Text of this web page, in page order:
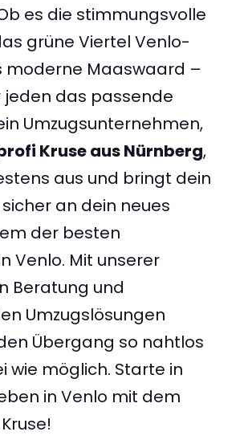
es die stimmungsvolle
grüne Viertel Venlo-
moderne Maaswaard –
jeden das passende
Umzugsunternehmen,
Kruse aus Nürnberg,
aus und bringt dein
an dein neues
der besten
Venlo. Mit unserer
Beratung und
Umzugslösungen
Übergang so nahtlos
wie möglich. Starte in
in Venlo mit dem